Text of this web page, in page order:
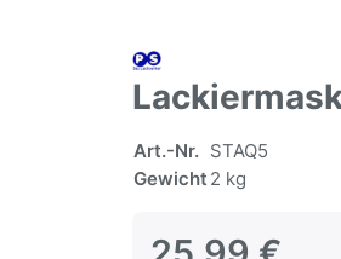
Art.-Nr. STAQ5
Gewicht 2 kg